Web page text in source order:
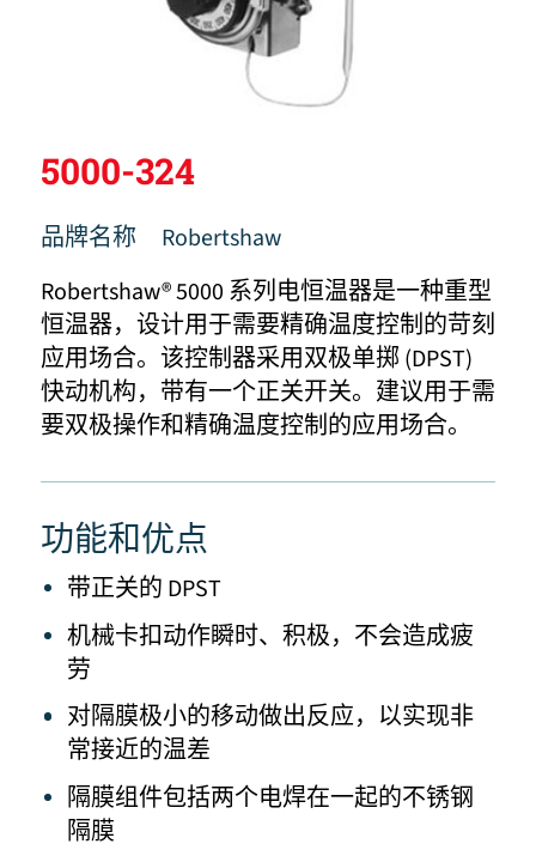
5000-324
品牌名称
Robertshaw
Robertshaw® 5000 系列电恒温器是一种重型
恒温器，设计用于需要精确温度控制的苛刻
应用场合。该控制器采用双极单掷 (DPST)
快动机构，带有一个正关开关。建议用于需
要双极操作和精确温度控制的应用场合。
功能和优点
带正关的 DPST
机械卡扣动作瞬时、积极，不会造成疲
劳
对隔膜极小的移动做出反应，以实现非
常接近的温差
隔膜组件包括两个电焊在一起的不锈钢
隔膜